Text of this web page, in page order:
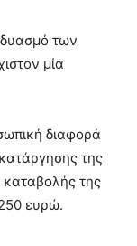
των
μία
διαφορά
της
καταβολής της
ευρώ.